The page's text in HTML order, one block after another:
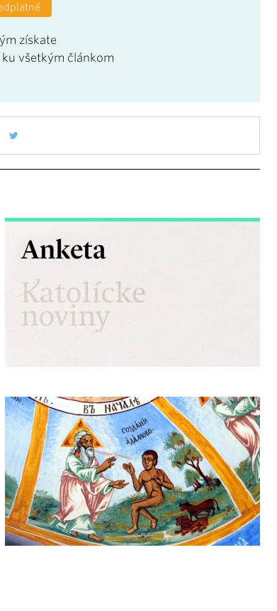
získate
všetkým článkom